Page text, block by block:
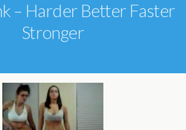
– Harder Better Faster
Stronger